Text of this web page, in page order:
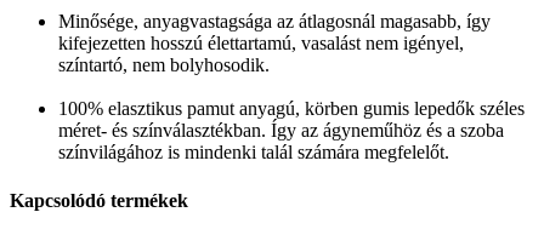
Minősége, anyagvastagsága az átlagosnál magasabb, így
kifejezetten hosszú élettartamú, vasalást nem igényel,
színtartó, nem bolyhosodik.
100% elasztikus pamut anyagú, körben gumis lepedők széles
méret- és színválasztékban. Így az ágyneműhöz és a szoba
színvilágához is mindenki talál számára megfelelőt.
Kapcsolódó termékek